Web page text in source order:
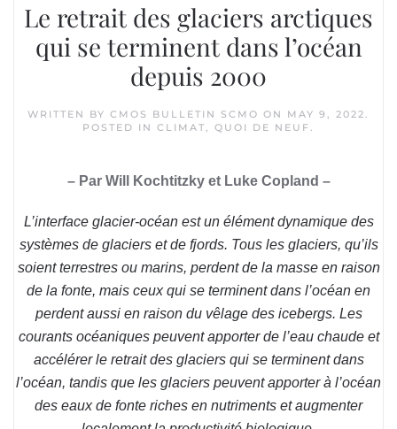
Le retrait des glaciers arctiques
qui se terminent dans l’océan
depuis 2000
WRITTEN BY CMOS BULLETIN SCMO ON MAY 9, 2022.
POSTED IN CLIMAT, QUOI DE NEUF.
– Par Will Kochtitzky et Luke Copland –
L’interface glacier-océan est un élément dynamique des
systèmes de glaciers et de fjords. Tous les glaciers, qu’ils
soient terrestres ou marins, perdent de la masse en raison
de la fonte, mais ceux qui se terminent dans l’océan en
perdent aussi en raison du vêlage des icebergs. Les
courants océaniques peuvent apporter de l’eau chaude et
accélérer le retrait des glaciers qui se terminent dans
l’océan, tandis que les glaciers peuvent apporter à l’océan
des eaux de fonte riches en nutriments et augmenter